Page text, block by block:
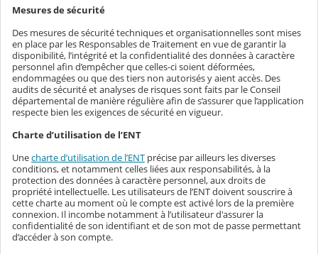
Mesures de sécurité
Des mesures de sécurité techniques et organisationnelles sont mises
en place par les Responsables de Traitement en vue de garantir la
disponibilité, l’intégrité et la confidentialité des données à caractère
personnel afin d’empêcher que celles-ci soient déformées,
endommagées ou que des tiers non autorisés y aient accès. Des
audits de sécurité et analyses de risques sont faits par le Conseil
départemental de manière régulière afin de s’assurer que l’application
respecte bien les exigences de sécurité en vigueur.
Charte d’utilisation de l’ENT
Unecharte d’utilisation de l’ENT précise par ailleurs les diverses
conditions, et notamment celles liées aux responsabilités, à la
protection des données à caractère personnel, aux droits de
propriété intellectuelle. Les utilisateurs de l’ENT doivent souscrire à
cette charte au moment où le compte est activé lors de la première
connexion. Il incombe notamment à l’utilisateur d'assurer la
confidentialité de son identifiant et de son mot de passe permettant
d’accéder à son compte.